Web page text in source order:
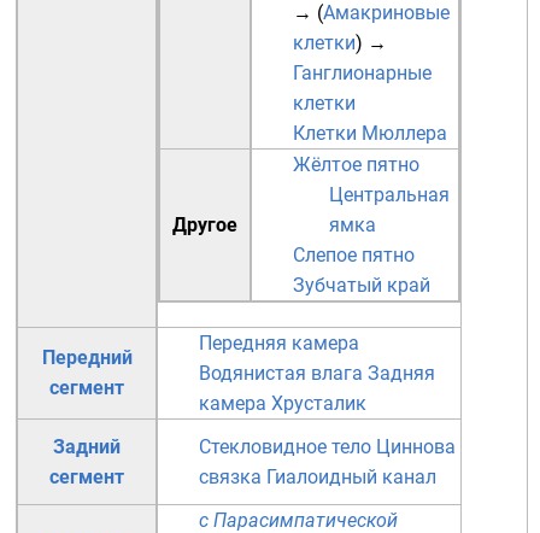
→ (Амакриновые
клетки) →
Ганглионарные
клетки
Клетки Мюллера
Другое
Жёлтое пятно
Центральная
ямка
Слепое пятно
Зубчатый край
Передний
сегмент
Передняя камера
Водянистая влага Задняя
камера Хрусталик
Задний
сегмент
Стекловидное тело Циннова
связка Гиалоидный канал
с Парасимпатической